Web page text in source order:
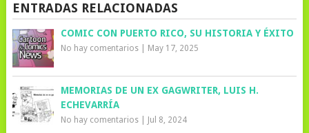
ENTRADAS RELACIONADAS
COMIC CON PUERTO RICO, SU HISTORIA Y ÉXITO
No hay comentarios| May 17, 2025
MEMORIAS DE UN EX GAGWRITER, LUIS H.
ECHEVARRÍA
No hay comentarios| Jul 8, 2024